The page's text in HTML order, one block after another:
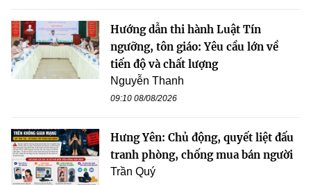
Hướng dẫn thi hành Luật Tín
ngưỡng, tôn giáo: Yêu cầu lớn về
tiến độ và chất lượng
Nguyễn Thanh
09:10 08/08/2026
Hưng Yên: Chủ động, quyết liệt đấu
tranh phòng, chống mua bán người
Trần Quý